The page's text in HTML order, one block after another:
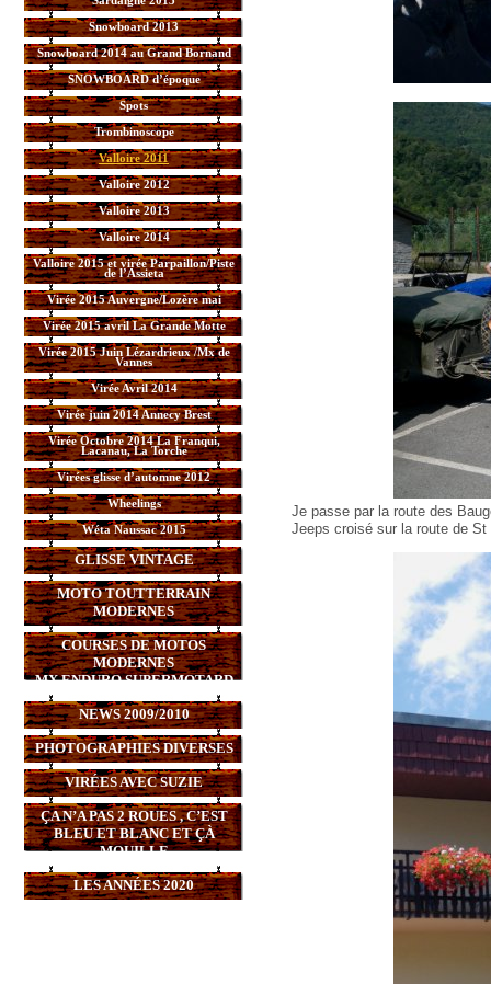
Snowboard 2013
Snowboard 2014 au Grand Bornand
SNOWBOARD d’époque
Spots
Trombinoscope
Valloire 2011
Valloire 2012
Valloire 2013
Valloire 2014
Valloire 2015 et virée Parpaillon/Piste
de l’Assieta
Virée 2015 Auvergne/Lozère mai
Virée 2015 avril La Grande Motte
Virée 2015 Juin Lézardrieux /Mx de
Vannes
Virée Avril 2014
Virée juin 2014 Annecy Brest
Virée Octobre 2014 La Franqui,
Lacanau, La Torche
Virées glisse d’automne 2012
Wheelings
Wéta Naussac 2015
GLISSE VINTAGE
MOTO TOUTTERRAIN
MODERNES
COURSES DE MOTOS
MODERNES
MX,ENDURO,SUPERMOTARD
NEWS 2009/2010
PHOTOGRAPHIES DIVERSES
VIRÉES AVEC SUZIE
ÇA N’A PAS 2 ROUES , C’EST
BLEU ET BLANC ET ÇÀ
MOUILLE
LES ANNÉES 2020
Je passe par la route des
Jeeps croisé sur la route de St